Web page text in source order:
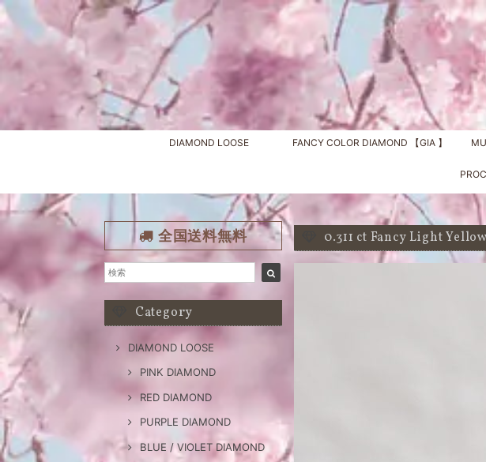
DIAMOND LOOSE FANCY COLOR DIAMOND 【GIA 】
全国送料無料
Category
DIAMOND LOOSE
PINK DIAMOND
RED DIAMOND
PURPLE DIAMOND
BLUE / VIOLET DIAMOND
0.311 ct Fancy Light